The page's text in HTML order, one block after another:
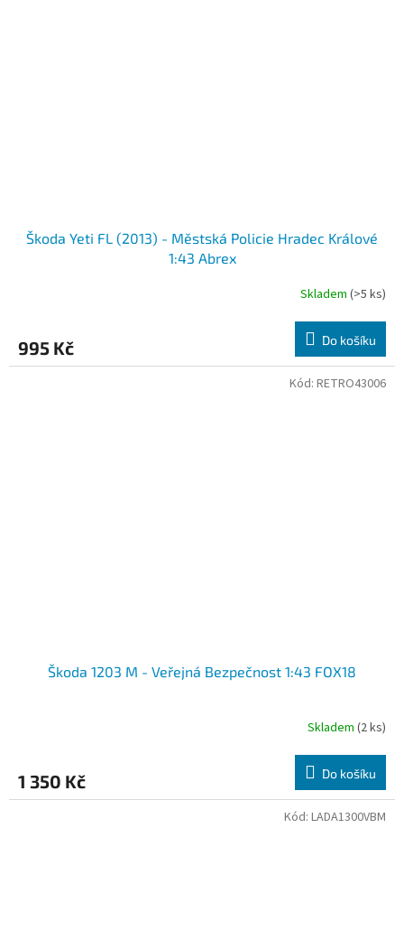
Škoda Yeti FL (2013) - Městská Policie Hradec Králové
1:43 Abrex
Skladem (>5 ks)
995 Kč Do košíku
Škoda 1203 M - Veřejná Bezpečnost 1:43 FOX18
Skladem (2 ks)
1 350 Kč Do košíku
Kód: RETRO43006
Kód: LADA1300VBM